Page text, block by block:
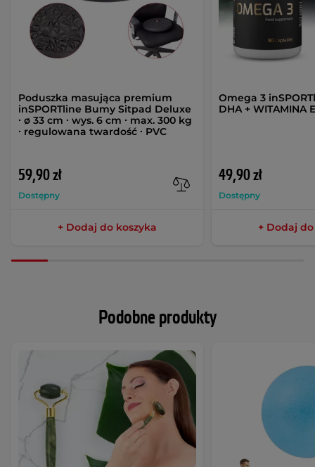
Poduszka masująca premium
inSPORTline Bumy Sitpad Deluxe
∙ ø 33 cm ∙ wys. 6 cm ∙ max. 300 kg
∙ regulowana twardość ∙ PVC
59,90 zł
Dostępny
+ Dodaj do koszyka
Omega 3
DHA + WITAMINA
49,90 zł
Dostępny
+ Dodaj
Podobne produkty